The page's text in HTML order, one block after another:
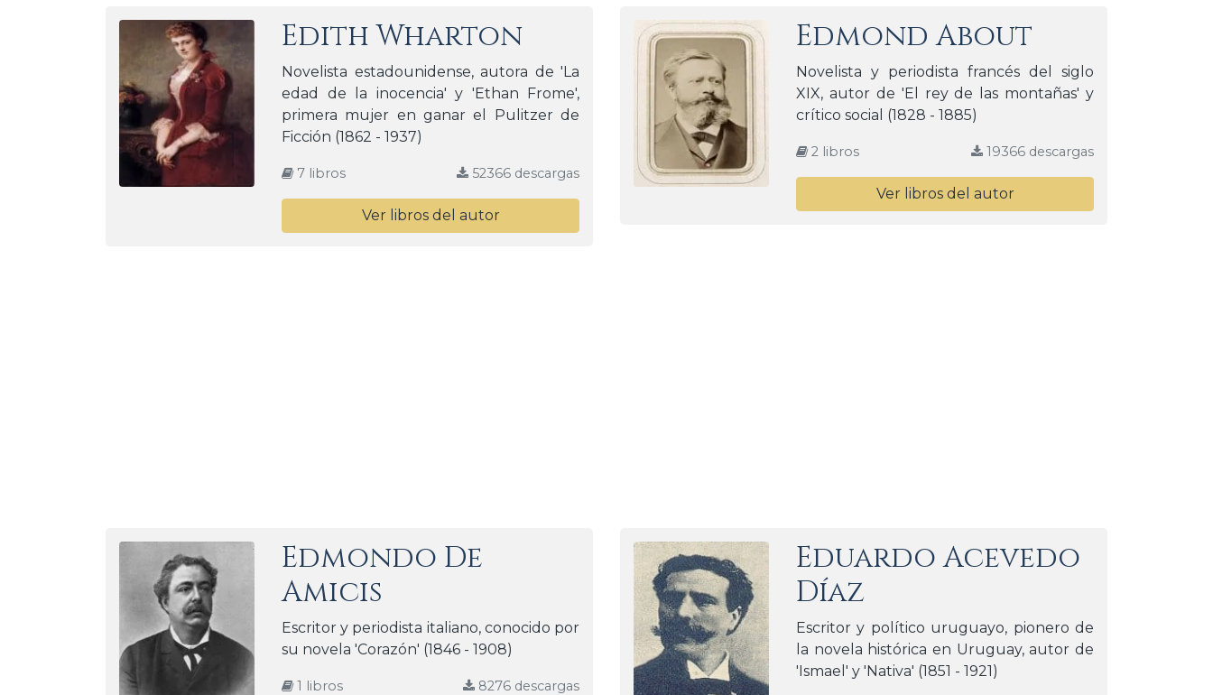
Edith Wharton
Novelista estadounidense, autora de 'La
edad de la inocencia' y 'Ethan Frome',
primera mujer en ganar el Pulitzer de
Ficción (1862 - 1937)
7 libros 52366 descargas
Ver libros del autor
Edmond About
Novelista y periodista francés del siglo
XIX, autor de 'El rey de las montañas' y
crítico social (1828 - 1885)
2 libros 19366 descargas
Ver libros del autor
Edmondo De
Amicis
Escritor y periodista italiano, conocido por
su novela 'Corazón' (1846 - 1908)
1 libros 8276 descargas
Eduardo Acevedo
Díaz
Escritor y político uruguayo, pionero de
la novela histórica en Uruguay, autor de
'Ismael' y 'Nativa' (1851 - 1921)